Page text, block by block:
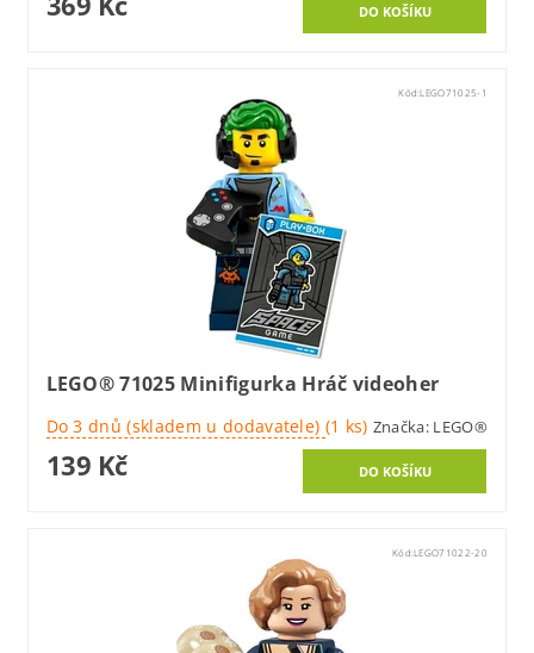
Kód:LEGO71025-1
LEGO® 71025 Minifigurka Hráč videoher
Do 3 dnů (skladem u dodavatele) (1 ks) Značka: LEGO®
139 Kč
Kód:LEGO71022-20